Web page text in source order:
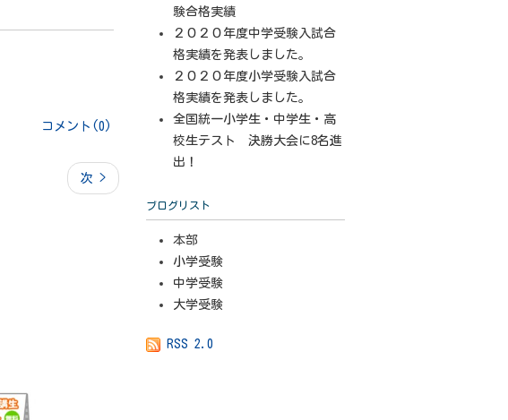
コメント(0)
次 >
験合格実績
２０２０年度中学受験入試合
格実績を発表しました。
２０２０年度小学受験入試合
格実績を発表しました。
全国統一小学生・中学生・高
校生テスト 決勝大会に8名進
出！
ブログリスト
本部
小学受験
中学受験
大学受験
RSS 2.0